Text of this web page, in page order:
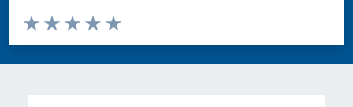
Valuta da 1 a 5 stelle la pagina
Valuta 5 stelle su 5
Valuta 4 stelle su 5
Valuta 3 stelle su 5
Valuta 2 stelle su 5
Valuta 1 stelle su 5